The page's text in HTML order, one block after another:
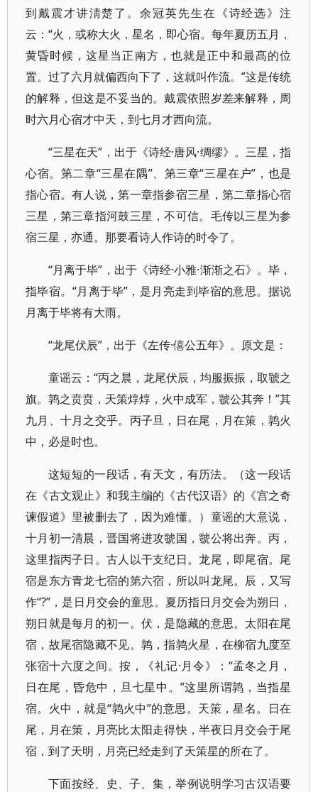
到戴震才讲淸楚了。余冠英先生在《诗经选》注
云：“火，或称大火，星名，即心宿。每年夏历五月，
黄昏时候，这星当正南方，也就是正中和最髙的位
置。过了六月就偏西向下了，这就叫作流。”这是传统
的解释，但这是不妥当的。戴震依照岁差来解释，周
时六月心宿才中天，到七月才西向流。
“三星在天”，出于《诗经·唐风·绸缪》。三星，指
心宿。第二章“三星在隅”、第三章“三星在户”，也是
指心宿。有人说，第一章指参宿三星，第二章指心宿
三星，第三章指河鼓三星，不可信。毛传以三星为参
宿三星，亦通。那要看诗人作诗的时令了。
“月离于毕”，出于《诗经·小雅·渐渐之石》。毕，
指毕宿。“月离于毕”，是月亮走到毕宿的意思。据说
月离于毕将有大雨。
“龙尾伏辰”，出于《左传·僖公五年》。原文是：
童谣云：“丙之晨，龙尾伏辰，均服振振，取虢之
旗。鹑之贲贲，天策焞焞，火中成军，虢公其奔！”其
九月、十月之交乎。丙子旦，日在尾，月在策，鹑火
中，必是时也。
这短短的一段话，有天文，有历法。（这一段话
在《古文观止》和我主编的《古代汉语》的《宫之奇
谏假道》里被删去了，因为难懂。）童谣的大意说，
十月初一清晨，晋国将进攻虢国，虢公将出奔。丙，
这里指丙子日。古人以干支纪日。龙尾，即尾宿。尾
宿是东方青龙七宿的第六宿，所以叫龙尾。辰，又写
作“?”，是日月交会的童思。夏历指日月交会为朔日，
朔日就是每月的初一。伏，是隐藏的意思。太阳在尾
宿，故尾宿隐藏不见。鹑，指鹑火星，在柳宿九度至
张宿十六度之间。按，《礼记·月令》：“孟冬之月，
日在尾，昏危中，旦七星中。”这里所谓鹑，当指星
宿。火中，就是“鹑火中”的意思。天策，星名。日在
尾，月在策，月亮比太阳走得快，半夜日月交会于尾
宿，到了天明，月亮已经走到了天策星的所在了。
下面按经、史、子、集，举例说明学习古汉语要